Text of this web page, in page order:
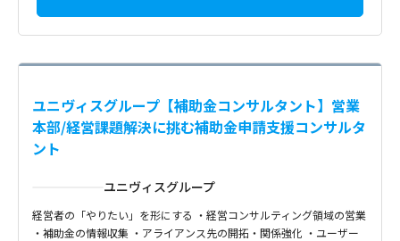
ユニヴィスグループ【補助金コンサルタント】営業
本部/経営課題解決に挑む補助金申請支援コンサルタ
ント
ユニヴィスグループ
経営者の「やりたい」を形にする ・経営コンサルティング領域の営業
・補助金の情報収集 ・アライアンス先の開拓・関係強化 ・ユーザー